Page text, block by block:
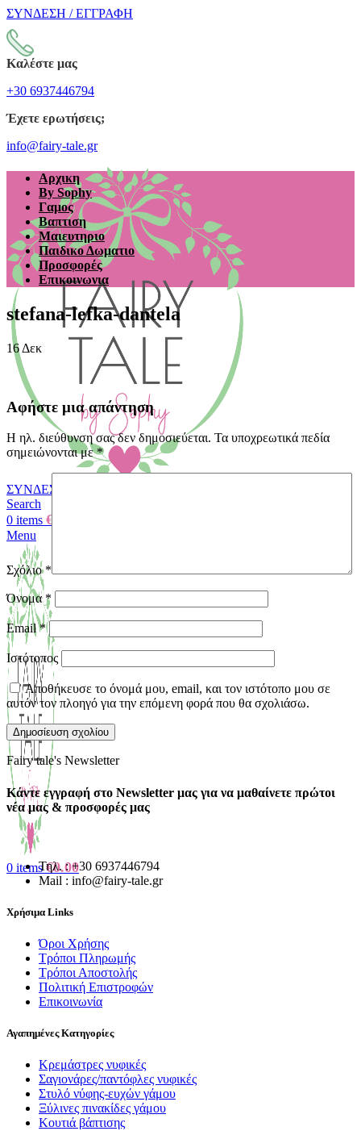
ΣΥΝΔΕΣΗ / ΕΓΓΡΑΦΗ
Καλέστε μας
+30 6937446794
Έχετε ερωτήσεις;
info@fairy-tale.gr
ΣΥΝΔΕΣΗ / ΕΓΓΡΑΦΗ
Search
0 items €
Menu
0 items €0.00
Αρχικη
By Sophy
Γαμος
Βαπτιση
Μαιευτηριο
Παιδικο Δωματιο
Προσφορές
Επικοινωνια
stefana-lefka-dantela
16 Δεκ
Αφήστε μια απάντηση
Η ηλ. διεύθυνση σας δεν δημοσιεύεται. Τα υποχρεωτικά πεδία
σημειώνονται με*
Σχόλιο*
Όνομα*
Email*
Ιστότοπος
Αποθήκευσε το όνομά μου, email, και τον ιστότοπο μου σε
αυτόν τον πλοηγό για την επόμενη φορά που θα σχολιάσω.
Fairy tale's Newsletter
Κάντε εγγραφή στο Newsletter μας για να μαθαίνετε πρώτοι
νέα μας & προσφορές μας
Τηλ. : +30 6937446794
Mail : info@fairy-tale.gr
Χρήσιμα Links
Όροι Χρήσης
Τρόποι Πληρωμής
Τρόποι Αποστολής
Πολιτική Επιστροφών
Επικοινωνία
Αγαπημένες Κατηγορίες
Κρεμάστρες νυφικές
Σαγιονάρες/παντόφλες νυφικές
Στυλό νύφης-ευχών γάμου
Ξύλινες πινακίδες γάμου
Κουτιά βάπτισης